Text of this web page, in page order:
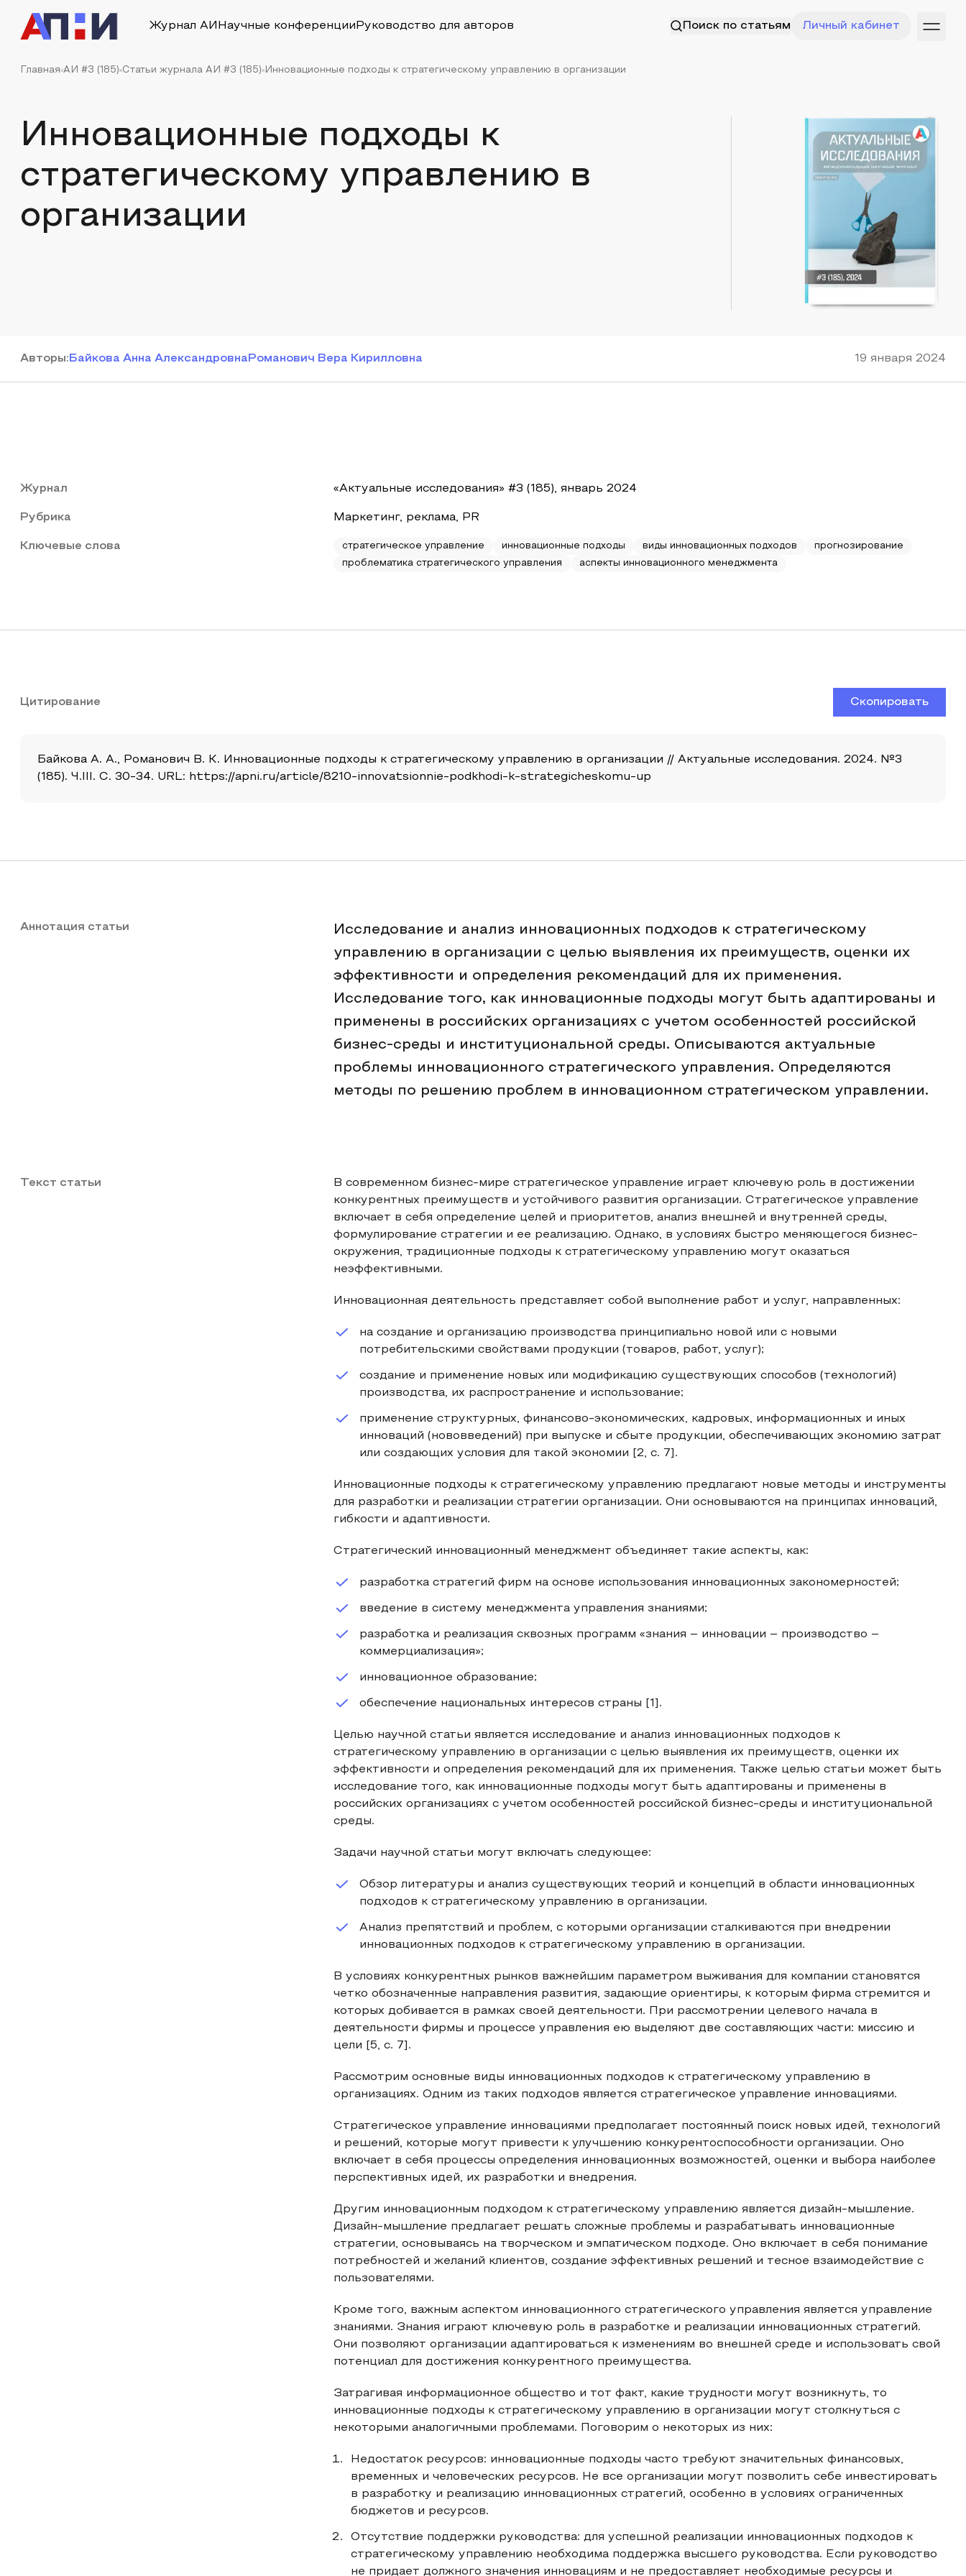
Журнал АИ Научные конференции Руководство для авторов Поиск по статьям Личный кабинет
Главная АИ #3 (185) Статьи журнала АИ #3 (185) Инновационные подходы к стратегическому управлению в организации
Инновационные подходы к
стратегическому управлению в
организации
Авторы: Байкова Анна Александровна Романович Вера Кирилловна 19 января 2024
Журнал «Актуальные исследования» #3 (185), январь 2024
Рубрика Маркетинг, реклама, PR
Ключевые слова стратегическое управление инновационные подходы виды инновационных подходов
прогнозирование
проблематика стратегического управления
аспекты инновационного менеджмента
Цитирование Скопировать
Байкова А. А., Романович В. К. Инновационные подходы к стратегическому управлению в организации // Актуальные исследования. 2024. №3
(185). Ч.III. С. 30-34. URL: https://apni.ru/article/8210-innovatsionnie-podkhodi-k-strategicheskomu-up
Аннотация статьи
Исследование и анализ инновационных подходов к стратегическому
управлению в организации с целью выявления их преимуществ, оценки их
эффективности и определения рекомендаций для их применения.
Исследование того, как инновационные подходы могут быть адаптированы и
применены в российских организациях с учетом особенностей российской
бизнес-среды и институциональной среды. Описываются актуальные
проблемы инновационного стратегического управления. Определяются
методы по решению проблем в инновационном стратегическом управлении.
Текст статьи
В современном бизнес-мире стратегическое управление играет ключевую роль в достижении
конкурентных преимуществ и устойчивого развития организации. Стратегическое управление
включает в себя определение целей и приоритетов, анализ внешней и внутренней среды,
формулирование стратегии и ее реализацию. Однако, в условиях быстро меняющегося бизнес-
окружения, традиционные подходы к стратегическому управлению могут оказаться
неэффективными.
Инновационная деятельность представляет собой выполнение работ и услуг, направленных:
на создание и организацию производства принципиально новой или с новыми
потребительскими свойствами продукции (товаров, работ, услуг);
создание и применение новых или модификацию существующих способов (технологий)
производства, их распространение и использование;
применение структурных, финансово-экономических, кадровых, информационных и иных
инноваций (нововведений) при выпуске и сбыте продукции, обеспечивающих экономию затрат
или создающих условия для такой экономии [2, с. 7].
Инновационные подходы к стратегическому управлению предлагают новые методы и инструменты
для разработки и реализации стратегии организации. Они основываются на принципах инноваций,
гибкости и адаптивности.
Стратегический инновационный менеджмент объединяет такие аспекты, как:
разработка стратегий фирм на основе использования инновационных закономерностей;
введение в систему менеджмента управления знаниями;
разработка и реализация сквозных программ «знания – инновации – производство –
коммерциализация»;
инновационное образование;
обеспечение национальных интересов страны [1].
Целью научной статьи является исследование и анализ инновационных подходов к
стратегическому управлению в организации с целью выявления их преимуществ, оценки их
эффективности и определения рекомендаций для их применения. Также целью статьи может быть
исследование того, как инновационные подходы могут быть адаптированы и применены в
российских организациях с учетом особенностей российской бизнес-среды и институциональной
среды.
Задачи научной статьи могут включать следующее:
Обзор литературы и анализ существующих теорий и концепций в области инновационных
подходов к стратегическому управлению в организации.
Анализ препятствий и проблем, с которыми организации сталкиваются при внедрении
инновационных подходов к стратегическому управлению в организации.
В условиях конкурентных рынков важнейшим параметром выживания для компании становятся
четко обозначенные направления развития, задающие ориентиры, к которым фирма стремится и
которых добивается в рамках своей деятельности. При рассмотрении целевого начала в
деятельности фирмы и процессе управления ею выделяют две составляющих части: миссию и
цели [5, с. 7].
Рассмотрим основные виды инновационных подходов к стратегическому управлению в
организациях. Одним из таких подходов является стратегическое управление инновациями.
Стратегическое управление инновациями предполагает постоянный поиск новых идей, технологий
и решений, которые могут привести к улучшению конкурентоспособности организации. Оно
включает в себя процессы определения инновационных возможностей, оценки и выбора наиболее
перспективных идей, их разработки и внедрения.
Другим инновационным подходом к стратегическому управлению является дизайн-мышление.
Дизайн-мышление предлагает решать сложные проблемы и разрабатывать инновационные
стратегии, основываясь на творческом и эмпатическом подходе. Оно включает в себя понимание
потребностей и желаний клиентов, создание эффективных решений и тесное взаимодействие с
пользователями.
Кроме того, важным аспектом инновационного стратегического управления является управление
знаниями. Знания играют ключевую роль в разработке и реализации инновационных стратегий.
Они позволяют организации адаптироваться к изменениям во внешней среде и использовать свой
потенциал для достижения конкурентного преимущества.
Затрагивая информационное общество и тот факт, какие трудности могут возникнуть, то
инновационные подходы к стратегическому управлению в организации могут столкнуться с
некоторыми аналогичными проблемами. Поговорим о некоторых из них:
Недостаток ресурсов: инновационные подходы часто требуют значительных финансовых,
временных и человеческих ресурсов. Не все организации могут позволить себе инвестировать
в разработку и реализацию инновационных стратегий, особенно в условиях ограниченных
бюджетов и ресурсов.
Отсутствие поддержки руководства: для успешной реализации инновационных подходов к
стратегическому управлению необходима поддержка высшего руководства. Если руководство
не придает должного значения инновациям и не предоставляет необходимые ресурсы и